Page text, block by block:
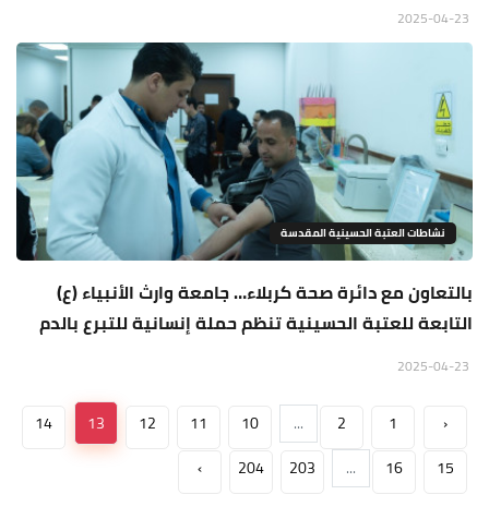
نشاطات العتبة الحسينية المقدسة
بالتعاون مع دائرة صحة كربلاء… جامعة وارث الأنبياء (ع)
التابعة للعتبة الحسينية تنظم حملة إنسانية للتبرع بالدم
‹
1
2
...
10
11
12
13
14
15
16
...
203
204
›